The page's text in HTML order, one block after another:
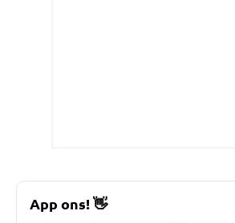
App ons!👋